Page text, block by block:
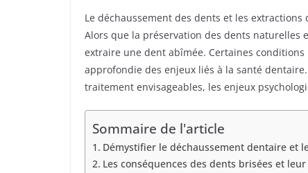
Le déchaussement des dents et les
Alors que la préservation des dents naturelles
extraire une dent abîmée. Certaines
approfondie des enjeux liés à la santé
traitement envisageables, les enjeux
Sommaire de l'article
Démystifier le déchaussement dentaire et
Les conséquences des dents brisées et